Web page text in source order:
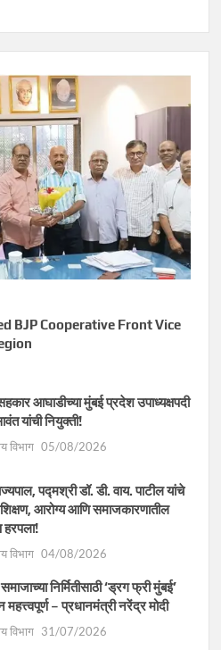
BJP Cooperative Front Vice
आघाडीच्या मुंबई प्रदेश उपाध्यक्षपदी
यांची नियुक्ती!
विभाग 05/08/2026
पद्मश्री डॉ. डी. वाय. पाटील यांचे
आरोग्य आणि समाजकारणातील
विभाग 04/08/2026
निर्मितीसाठी ‘ड्रग फ्री मुंबई’
महत्त्वपूर्ण – प्रधानमंत्री नरेंद्र मोदी
विभाग 31/07/2026